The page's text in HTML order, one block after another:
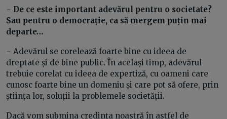
− De ce este important adevărul pentru o societate?
Sau pentru o democrație, ca să mergem puțin mai
departe…
− Adevărul se corelează foarte bine cu ideea de
dreptate și de bine public. În același timp, adevărul
trebuie corelat cu ideea de expertiză, cu oameni care
cunosc foarte bine un domeniu și care pot să ofere, prin
știința lor, soluții la problemele societății.
Dacă vom submina credința noastră în astfel de